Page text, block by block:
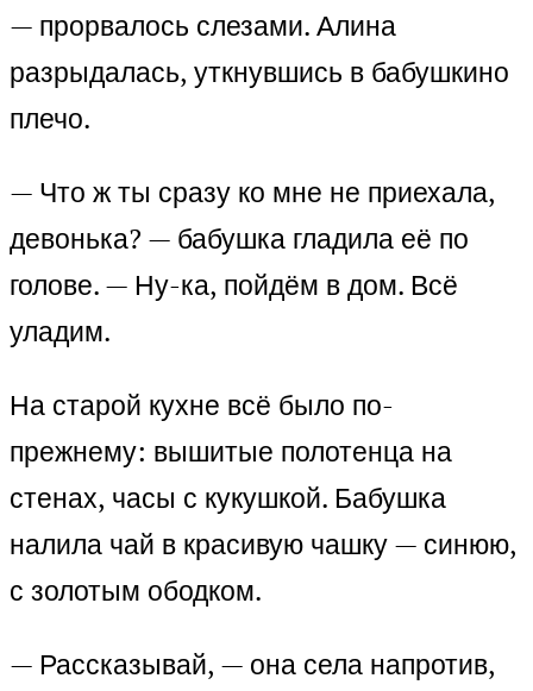
— прорвалось слезами. Алина
разрыдалась, уткнувшись в бабушкино
плечо.
— Что ж ты сразу ко мне не приехала,
девонька? — бабушка гладила её по
голове. — Ну-ка, пойдём в дом. Всё
уладим.
На старой кухне всё было по-
прежнему: вышитые полотенца на
стенах, часы с кукушкой. Бабушка
налила чай в красивую чашку — синюю,
с золотым ободком.
— Рассказывай, — она села напротив,